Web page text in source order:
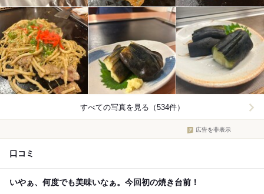
すべての写真を見る（534件）
広告を非表示
口コミ
いやぁ、何度でも美味いなぁ。今回初の焼き台前！